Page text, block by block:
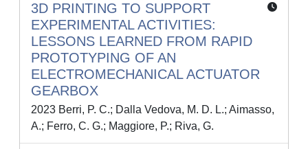
3D PRINTING TO SUPPORT
EXPERIMENTAL ACTIVITIES:
LESSONS LEARNED FROM RAPID
PROTOTYPING OF AN
ELECTROMECHANICAL ACTUATOR
GEARBOX
2023 Berri, P. C.; Dalla Vedova, M. D. L.; Aimasso,
A.; Ferro, C. G.; Maggiore, P.; Riva, G.